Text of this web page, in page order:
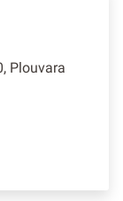
Plouvara